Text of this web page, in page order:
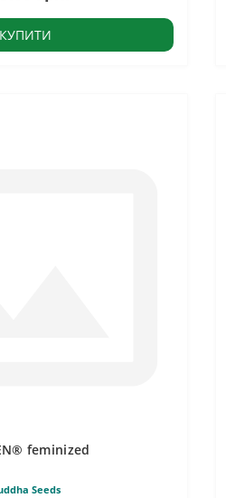
КУПИТИ
feminized
Seeds